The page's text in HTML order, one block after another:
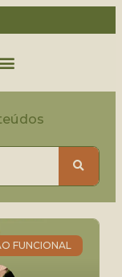
FUNCIONAL